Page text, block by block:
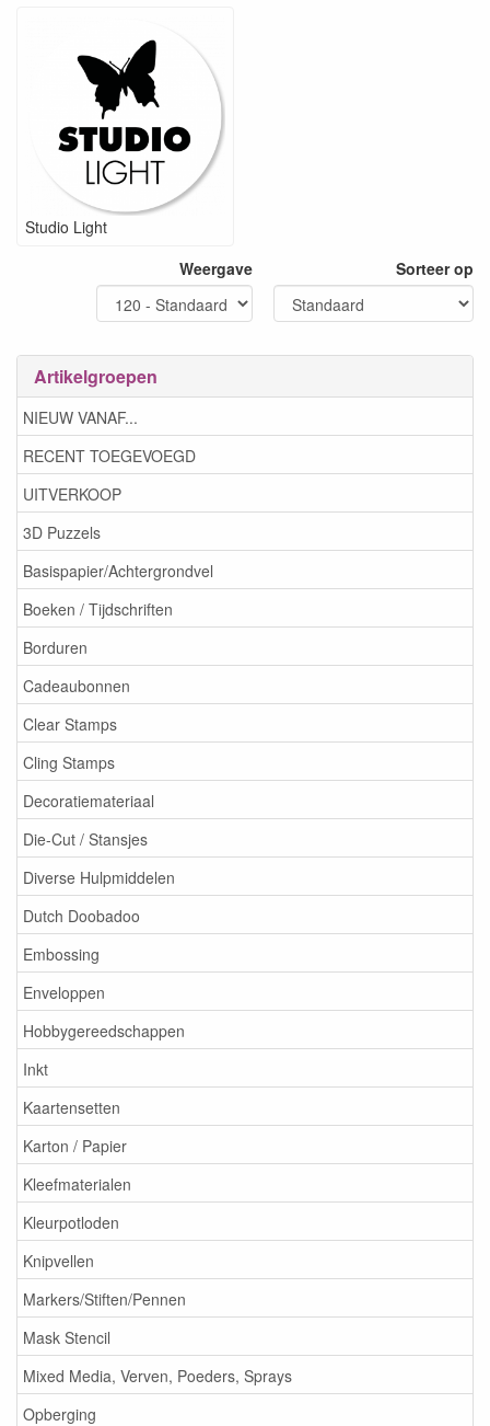
Artikelgroepen
NIEUW VANAF...
RECENT TOEGEVOEGD
UITVERKOOP
3D Puzzels
Basispapier/Achtergrondvel
Boeken / Tijdschriften
Borduren
Cadeaubonnen
Clear Stamps
Cling Stamps
Decoratiemateriaal
Die-Cut / Stansjes
Diverse Hulpmiddelen
Dutch Doobadoo
Embossing
Enveloppen
Hobbygereedschappen
Inkt
Kaartensetten
Karton / Papier
Kleefmaterialen
Kleurpotloden
Knipvellen
Markers/Stiften/Pennen
Mask Stencil
Mixed Media, Verven, Poeders, Sprays
Opberging
Studio Light
Weergave
Sorteer op